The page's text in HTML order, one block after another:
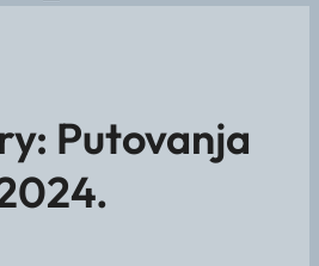
Putovanja